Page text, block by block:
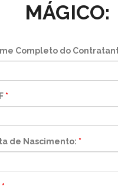
MÁGICO:
Completo do
*
de Nascimento: *
*